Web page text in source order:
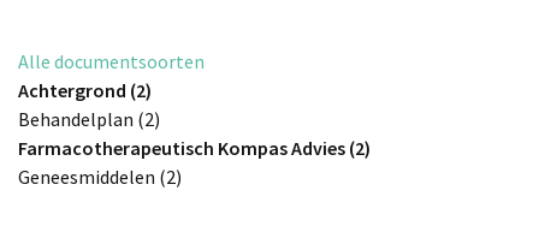
Alle documentsoorten
Achtergrond (2)
Behandelplan (2)
Farmacotherapeutisch Kompas Advies (2)
Geneesmiddelen (2)